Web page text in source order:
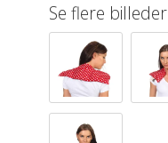
Se flere